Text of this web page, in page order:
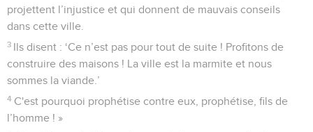
projettent l’injustice et qui donnent de mauvais conseils
dans cette ville.
3 Ils disent : ‘Ce n’est pas pour tout de suite ! Profitons de
construire des maisons ! La ville est la marmite et nous
sommes la viande.’
4 C'est pourquoi prophétise contre eux, prophétise, fils de
l’homme ! »